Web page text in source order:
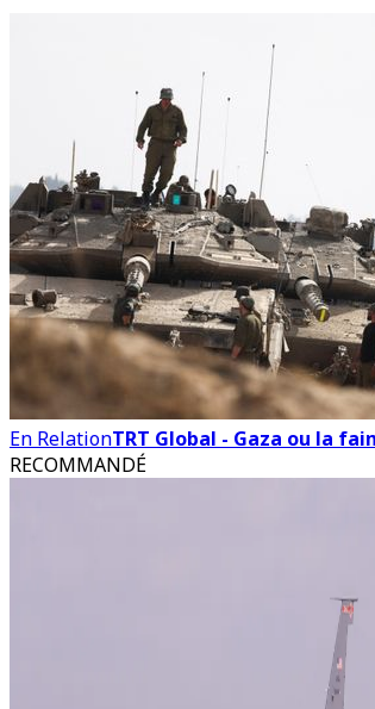
En RelationTRT Global - Gaza ou la
RECOMMANDÉ